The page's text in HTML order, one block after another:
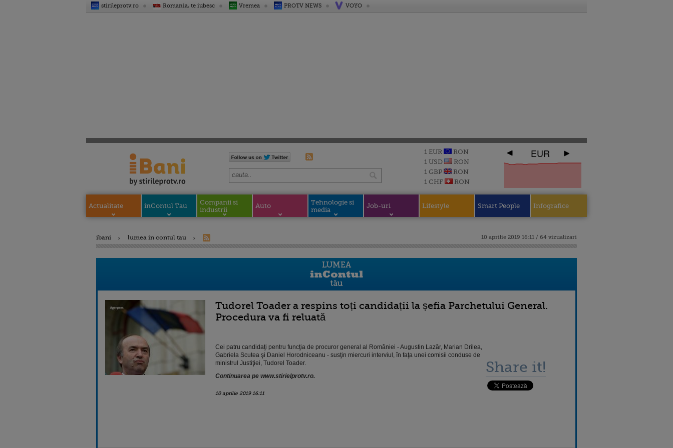
stirileprotv.ro Romania, te iubesc Vremea PROTV NEWS VOYO
1 EUR
RON
1 USD
RON
1 GBP
RON
1 CHF
RON
EUR
Actualitate inContul Tau
Companii si
industrii
Auto
Tehnologie si
media
Job-uri Lifestyle Smart People Infografice
ibani lumea in contul tau 10 aprilie 2019 16:11 / 64 vizualizari
Tudorel Toader a respins toți candidații la șefia Parchetului General.
Procedura va fi reluată
Cei patru candidaţi pentru funcţia de procuror general al României - Augustin Lazăr, Marian Drilea,
Gabriela Scutea şi Daniel Horodniceanu - susţin miercuri interviul, în faţa unei comisii conduse de
ministrul Justiţiei, Tudorel Toader.
Continuarea pe www.stirielprotv.ro.
10 aprilie 2019 16:11
Share it!